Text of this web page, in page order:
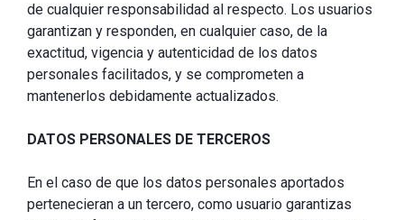
de cualquier responsabilidad al respecto. Los usuarios
garantizan y responden, en cualquier caso, de la
exactitud, vigencia y autenticidad de los datos
personales facilitados, y se comprometen a
mantenerlos debidamente actualizados.
DATOS PERSONALES DE TERCEROS
En el caso de que los datos personales aportados
pertenecieran a un tercero, como usuario garantizas